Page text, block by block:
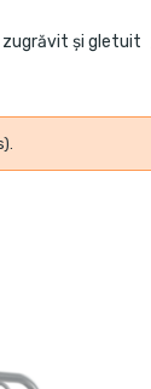
zugrăvit și gletuit